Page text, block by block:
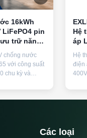
16kWh
LiFePO4 pin
trữ năng
chống nước
với công suất
chu kỳ và
thống năng
lai với các
Hệ
áp
Hệ
điện
xếp
trọng
Các loại